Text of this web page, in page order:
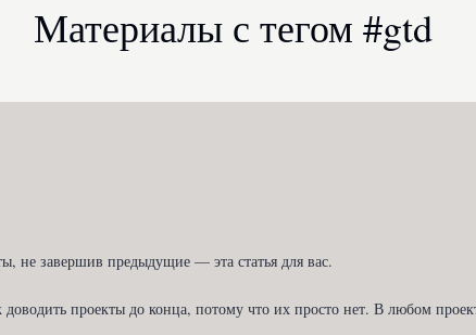
Материалы с тегом #gtd
не завершив предыдущие — эта статья для вас.
проекты до конца, потому что их просто нет. В любом